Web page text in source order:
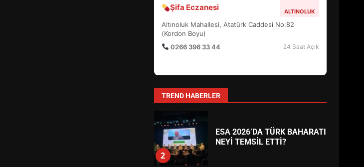
Şifa Eczanesi ALTINOLUK
Altınoluk Mahallesi, Atatürk Caddesi No:82
(Kordon Boyu)
0266 396 33 44
24 Saat Açık
TREND HABERLER
7
BURHANİYE
BELEDİYESPOR’DA YENİ
YÖNETİM NASIL ŞEKİLLENDİ?
1
HAREKETE GEÇİYOR: GÖZLER
2
ESA 2026’DA TÜRK BAHARATI
NEYİ TEMSİL ETTİ?